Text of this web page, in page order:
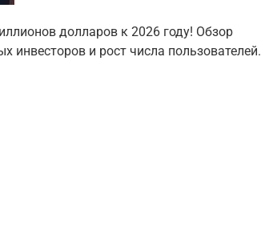
долларов к 2026 году! Обзор
инвесторов и рост числа пользователей.